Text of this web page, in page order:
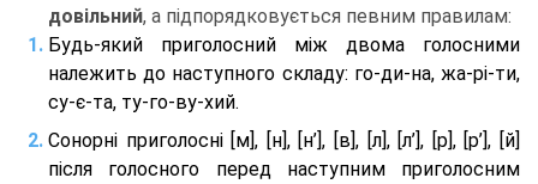
довільний, а підпорядковується певним правилам:
Будь-який приголосний між двома голосними
належить до наступного складу: го-ди-на, жа-рі-ти,
су-є-та, ту-го-ву-хий.
Сонорні приголосні [м], [н], [н’], [в], [л], [л’], [р], [р’], [й]
після голосного перед наступним приголосним